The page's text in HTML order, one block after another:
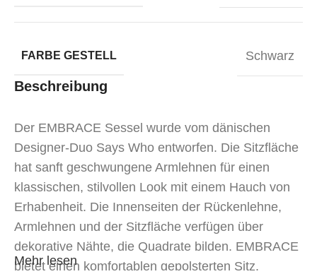
FARBE GESTELL Schwarz
Beschreibung
Der EMBRACE Sessel wurde vom dänischen
Designer-Duo Says Who entworfen. Die Sitzfläche
hat sanft geschwungene Armlehnen für einen
klassischen, stilvollen Look mit einem Hauch von
Erhabenheit. Die Innenseiten der Rückenlehne,
Armlehnen und der Sitzfläche verfügen über
dekorative Nähte, die Quadrate bilden. EMBRACE
bietet einen komfortablen gepolsterten Sitz.
Mehr lesen